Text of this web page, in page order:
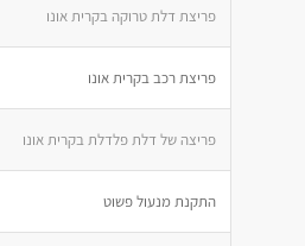
פריצת דלת טרוקה בקרית אונו
פריצת רכב בקרית אונו
פריצה של דלת פלדלת בקרית אונו
התקנת מנעול פשוט